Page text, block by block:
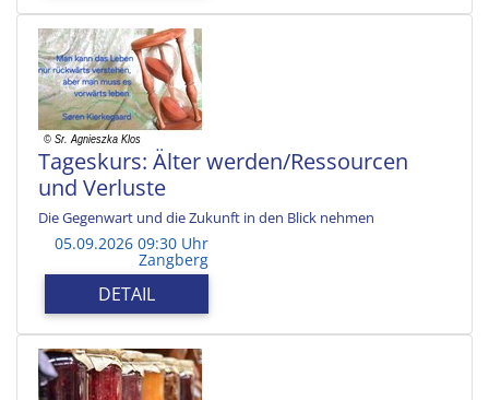
Tageskurs: Älter werden/Ressourcen
und Verluste
Die Gegenwart und die Zukunft in den Blick nehmen
05.09.2026 09:30 Uhr
Zangberg
DETAIL